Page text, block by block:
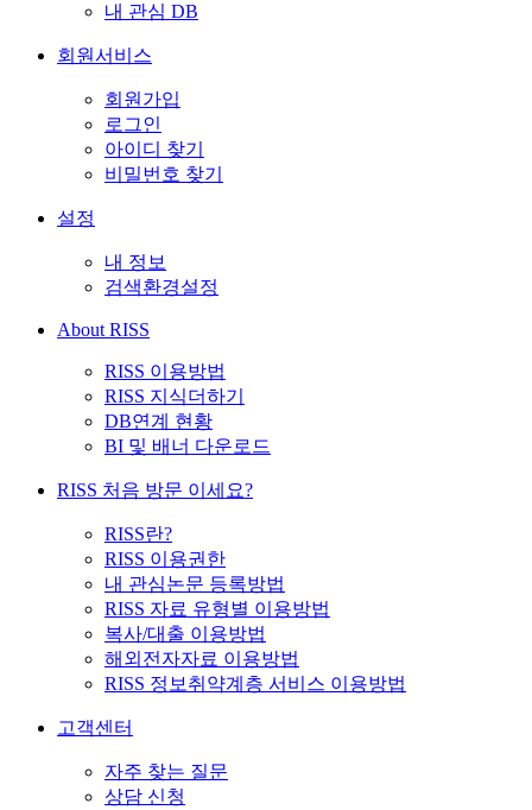
내 관심 DB
회원서비스
회원가입
로그인
아이디 찾기
비밀번호 찾기
설정
내 정보
검색환경설정
About RISS
RISS 이용방법
RISS 지식더하기
DB연계 현황
BI 및 배너 다운로드
RISS 처음 방문 이세요?
RISS란?
RISS 이용권한
내 관심논문 등록방법
RISS 자료 유형별 이용방법
복사/대출 이용방법
해외전자자료 이용방법
RISS 정보취약계층 서비스 이용방법
고객센터
자주 찾는 질문
상담 신청